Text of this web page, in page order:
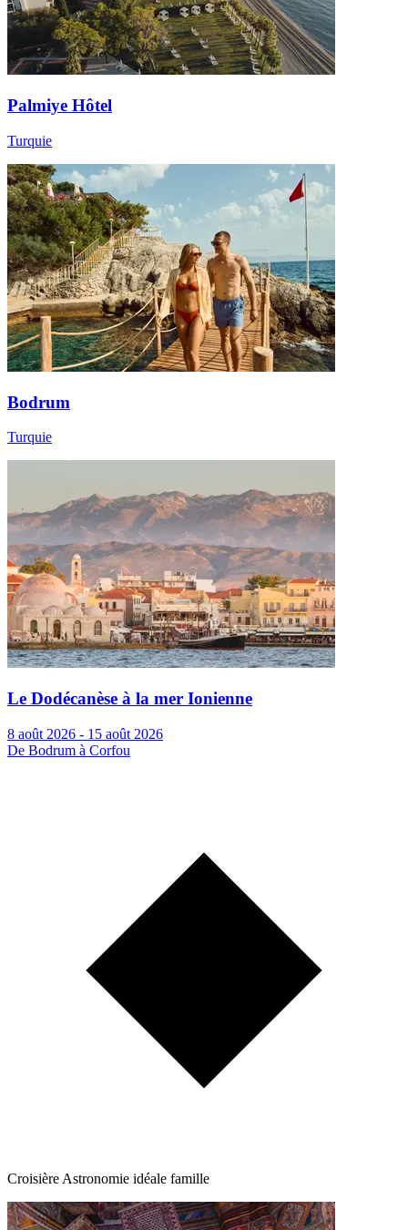
Palmiye Hôtel
Turquie
Bodrum
Turquie
Le Dodécanèse à la mer Ionienne
8 août 2026 - 15 août 2026
De Bodrum à Corfou
Croisière Astronomie idéale famille